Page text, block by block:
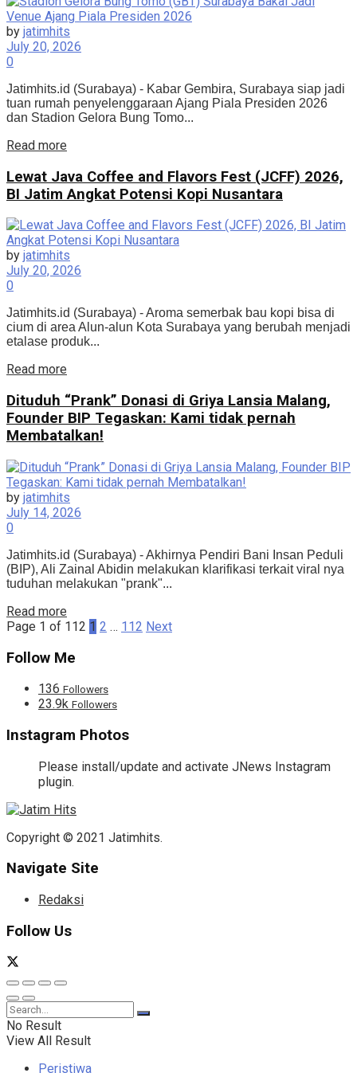
by jatimhits
July 20, 2026
0
Jatimhits.id (Surabaya) - Kabar Gembira, Surabaya siap jadi
tuan rumah penyelenggaraan Ajang Piala Presiden 2026
dan Stadion Gelora Bung Tomo...
Read more
Lewat Java Coffee and Flavors Fest (JCFF) 2026,
BI Jatim Angkat Potensi Kopi Nusantara
by jatimhits
July 20, 2026
0
Jatimhits.id (Surabaya) - Aroma semerbak bau kopi bisa di
cium di area Alun-alun Kota Surabaya yang berubah menjadi
etalase produk...
Read more
Dituduh “Prank” Donasi di Griya Lansia Malang,
Founder BIP Tegaskan: Kami tidak pernah
Membatalkan!
by jatimhits
July 14, 2026
0
Jatimhits.id (Surabaya) - Akhirnya Pendiri Bani Insan Peduli
(BIP), Ali Zainal Abidin melakukan klarifikasi terkait viral nya
tuduhan melakukan "prank"...
Read more
Page 1 of 112 1 2 … 112 Next
Follow Me
136 Followers
23.9k Followers
Instagram Photos
Please install/update and activate JNews Instagram
plugin.
Copyright © 2021 Jatimhits.
Navigate Site
Redaksi
Follow Us
No Result
View All Result
Peristiwa